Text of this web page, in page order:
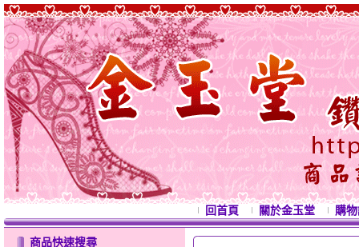
回首頁 關於金玉堂 購
商品快速搜尋